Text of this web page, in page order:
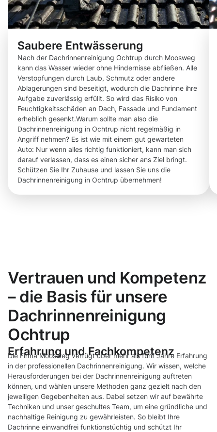
Saubere Entwässerung
Nach der Dachrinnenreinigung Ochtrup durch Moosweg
kann das Wasser wieder ohne Hindernisse abfließen. Alle
Verstopfungen durch Laub, Schmutz oder andere
Ablagerungen sind beseitigt, wodurch die Dachrinne ihre
Aufgabe zuverlässig erfüllt. So wird das Risiko von
Feuchtigkeitsschäden an Dach, Fassade und Fundament
erheblich gesenkt.Warum sollte man also die
Dachrinnenreinigung in Ochtrup nicht regelmäßig in
Angriff nehmen? Es ist wie mit einem gut gewarteten
Auto: Nur wenn alles richtig funktioniert, kann man sich
darauf verlassen, dass es einen sicher ans Ziel bringt.
Schützen Sie Ihr Zuhause und lassen Sie uns die
Dachrinnenreinigung in Ochtrup übernehmen!
Vertrauen und Kompetenz
– die Basis für unsere
Dachrinnenreinigung
Ochtrup
Erfahrung und Fachkompetenz
Die Firma Moosweg verfügt über mehr als fünf Jahre Erfahrung
in der professionellen Dachrinnenreinigung. Wir wissen, welche
Herausforderungen bei der Dachrinnenreinigung auftreten
können, und wählen unsere Methoden ganz gezielt nach den
jeweiligen Gegebenheiten aus. Dabei setzen wir auf bewährte
Techniken und unser geschultes Team, um eine gründliche und
nachhaltige Reinigung zu gewährleisten. So bleibt Ihre
Dachrinne einwandfrei funktionstüchtig und schützt Ihr